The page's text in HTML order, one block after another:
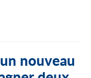
nouveau